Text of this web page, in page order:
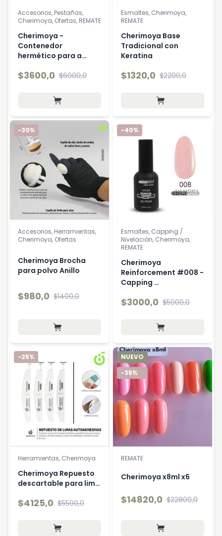
Accesorios, Pestañas,
Cherimoya, Ofertas, REMATE
Cherimoya -
Contenedor
hermético para a…
$3600,0 $6000,0
Esmaltes, Cherimoya,
REMATE
Cherimoya Base
Tradicional con
Keratina
$1320,0 $2200,0
-30%
Accesorios, Herramientas,
Cherimoya, Ofertas
Cherimoya Brocha
para polvo Anillo
$980,0 $1400,0
-40%
Esmaltes, Capping /
Nivelación, Cherimoya,
REMATE
Cherimoya
Reinforcement #008 -
Capping …
$3000,0 $5000,0
-25%
Herramientas, Cherimoya
Cherimoya Repuesto
descartable para lim…
$4125,0 $5500,0
NUEVO
-35%
REMATE
Cherimoya x8ml x6
$14820,0 $22800,0